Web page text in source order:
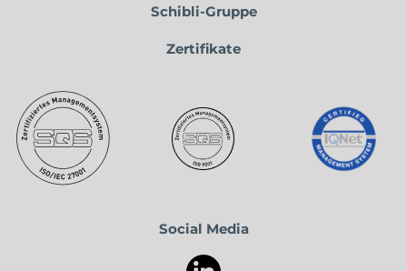
Schibli-Gruppe
Zertifikate
Social Media